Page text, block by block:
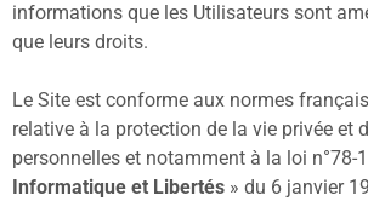
informations que les Utilisateurs sont
que leurs droits.
Le Site est conforme aux normes
relative à la protection de la vie privée et
personnelles et notamment à la loi n°78-
Informatique et Libertés » du 6 janvier